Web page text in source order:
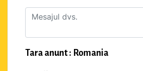
Tara anunt : Romania